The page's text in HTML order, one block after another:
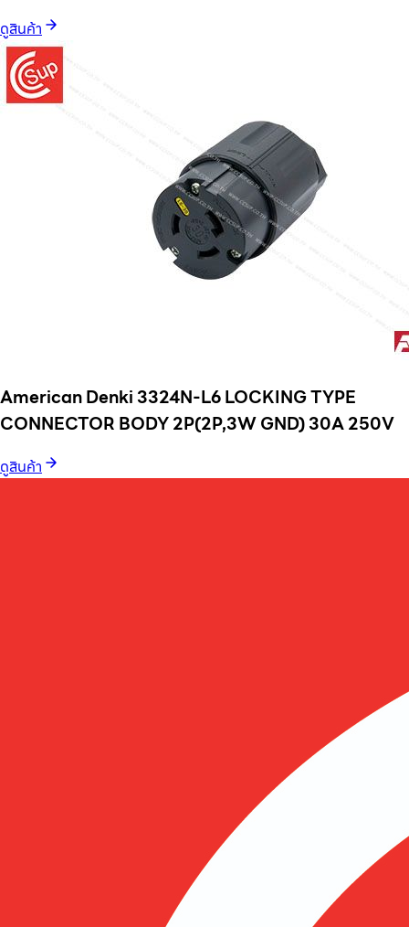
ดูสินค้า
American Denki 3324N-L6 LOCKING TYPE
CONNECTOR BODY 2P(2P,3W GND) 30A 250V
ดูสินค้า